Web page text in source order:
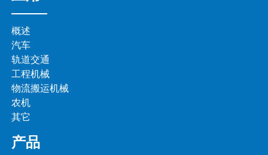
概述
汽车
轨道交通
工程机械
物流搬运机械
农机
其它
产品